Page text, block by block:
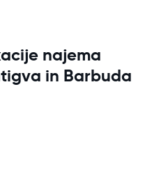
najema
in Barbuda